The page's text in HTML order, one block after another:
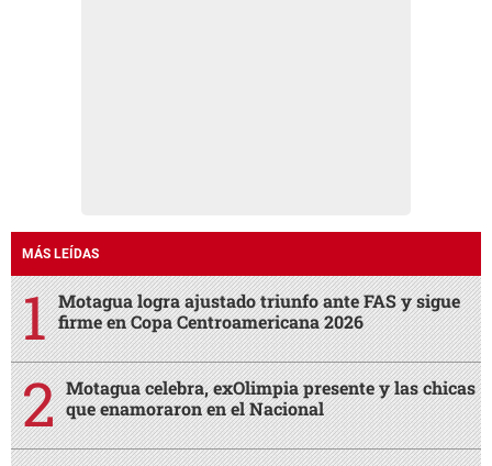
MÁS LEÍDAS
Motagua logra ajustado triunfo ante FAS y sigue
firme en Copa Centroamericana 2026
Motagua celebra, exOlimpia presente y las chicas
que enamoraron en el Nacional